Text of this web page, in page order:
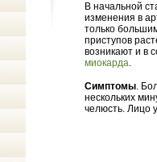
В начальной
изменения в
только
приступов
возникают и в
миокарда.
Симптомы.
нескольких
челюсть. Лицо